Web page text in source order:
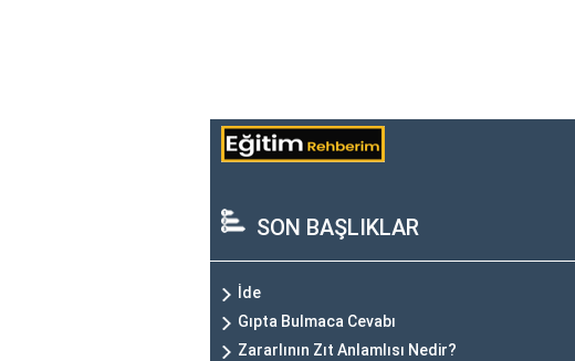
SON BAŞLIKLAR
İde
Gıpta Bulmaca Cevabı
Zararlının Zıt Anlamlısı Nedir?